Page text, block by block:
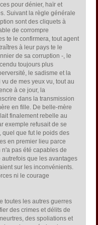
pour dénier, haïr et
Suivant la règle générale
sont des cliquets à
de corrompre
te le confirmera, tout agent
à leur pays te le
de sa corruption -, le
toujours plus
le sadisme et la
de mes yeux vu, tout au
à ce jour, la
dans la transmission
en fille. De belle-mère
finalement rebelle au
exemple refusait de se
quel que fut le poids des
en premier lieu parce
pas été capables de
que les avantages
sur les inconvénients.
ni le courage
toutes les autres guerres
des crimes et délits de
des spoliations et